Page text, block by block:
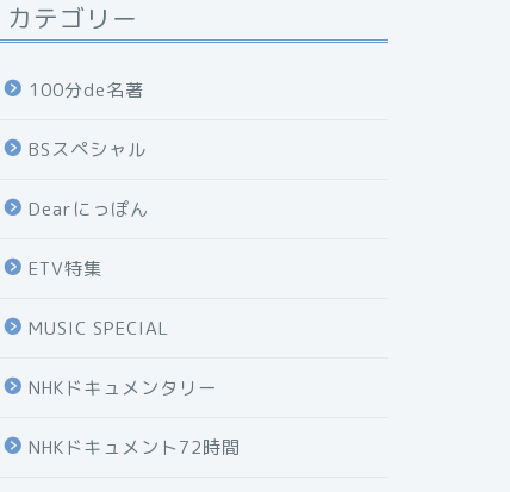
カテゴリー
100分de名著
BSスペシャル
Dearにっぽん
ETV特集
MUSIC SPECIAL
NHKドキュメンタリー
NHKドキュメント72時間